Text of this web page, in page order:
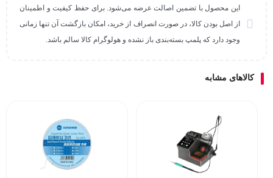
این محصول با تضمین اصالت عرضه می‌شود. برای حفظ کیفیت و اطمینان
از اصل بودن کالا، در صورت انصراف از خرید، امکان بازگشت آن تنها زمانی
وجود دارد که پلمپ بسته‌بندی باز نشده و هولوگرام کالا سالم باشد.
کالاهای مشابه